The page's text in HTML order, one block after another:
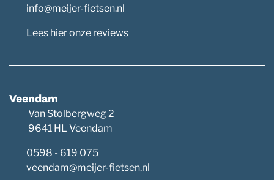
info@meijer-fietsen.nl
Lees hier onze reviews
Veendam
Van Stolbergweg 2
9641 HL Veendam
0598 - 619 075
veendam@meijer-fietsen.nl